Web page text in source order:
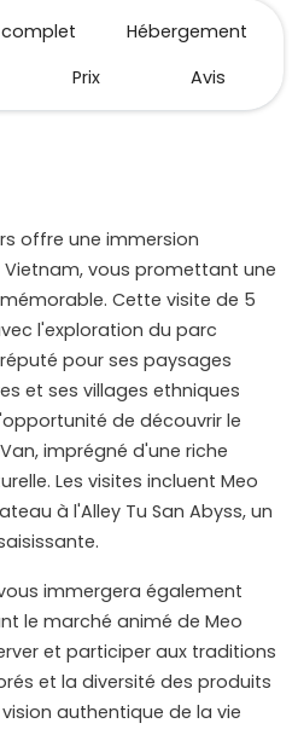
Hébergement
Prix Avis
offre une immersion
vous promettant une
Cette visite de 5
l'exploration du parc
pour ses paysages
et ses villages ethniques
de découvrir le
imprégné d'une riche
Les visites incluent Meo
à l'Alley Tu San Abyss, un
immergera également
le marché animé de Meo
et participer aux traditions
et la diversité des produits
authentique de la vie